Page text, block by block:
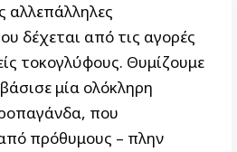
αλλεπάλληλες
δέχεται από τις αγορές
τοκογλύφους. Θυμίζουμε
μία ολόκληρη
που
πρόθυμους – πλην